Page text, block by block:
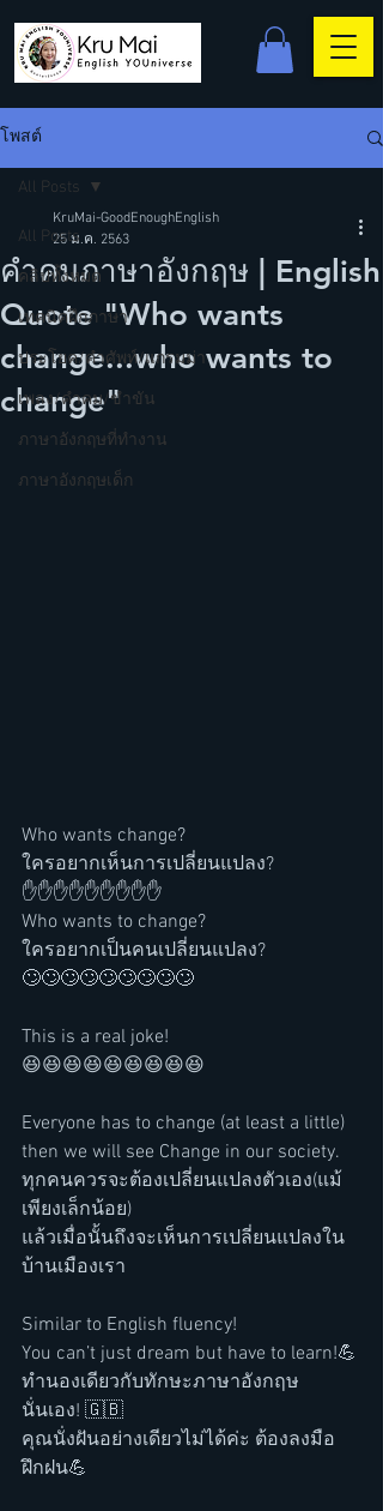
โพสต์
All Posts
คลิปทั้งหมด
เทคนิคฝึกภาษา
ประโยค/คำศัพท์/แกรมม่า
เพลง/คำคม/ขำขัน
ภาษาอังกฤษที่ทำงาน
ภาษาอังกฤษเด็ก
All Posts
คำคมภาษาอังกฤษ | English
Quote "Who wants
change...who wants to
change"
KruMai-GoodEnoughEnglish
25 ม.ค. 2563
Who wants change?
ใครอยากเห็นการเปลี่ยนแปลง?
✋✋✋✋✋✋✋✋✋
Who wants to change?
ใครอยากเป็นคนเปลี่ยนแปลง?
🙄🙄🙄🙄🙄🙄🙄🙄🙄
This is a real joke!
😆😆😆😆😆😆😆😆😆
Everyone has to change (at least a little)
then we will see Change in our society.
ทุกคนควรจะต้องเปลี่ยนแปลงตัวเอง(แม้
เพียงเล็กน้อย)
แล้วเมื่อนั้นถึงจะเห็นการเปลี่ยนแปลงใน
บ้านเมืองเรา
Similar to English fluency!
You can’t just dream but have to learn!💪
ทำนองเดียวกับทักษะภาษาอังกฤษ
นั่นเอง! 🇬🇧
คุณนั่งฝันอย่างเดียวไม่ได้ค่ะ ต้องลงมือ
ฝึกฝน💪